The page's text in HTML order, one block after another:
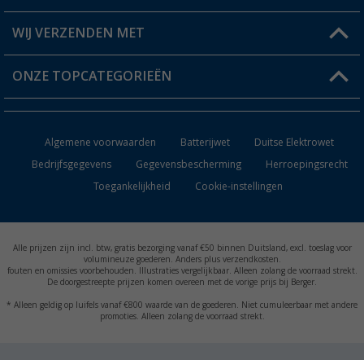
Verlanglijstje
Verzendinformatie
Catalogus
WIJ VERZENDEN MET
ONZE TOPCATEGORIEËN
Campingmeubilair
Campingtoiletten
Inbouwkachels
Algemene voorwaarden Batterijwet
Duitse Elektrowet
Bedrijfsgegevens
Gegevensbescherming
Herroepingsrecht
Toegankelijkheid
Cookie-instellingen
Alle prijzen zijn incl. btw, gratis bezorging vanaf €50 binnen Duitsland, excl. toeslag voor
volumineuze goederen. Anders plus verzendkosten.
fouten en omissies voorbehouden. Illustraties vergelijkbaar. Alleen zolang de voorraad strekt.
De doorgestreepte prijzen komen overeen met de vorige prijs bij Berger.
* Alleen geldig op luifels vanaf €800 waarde van de goederen. Niet cumuleerbaar met andere
promoties. Alleen zolang de voorraad strekt.